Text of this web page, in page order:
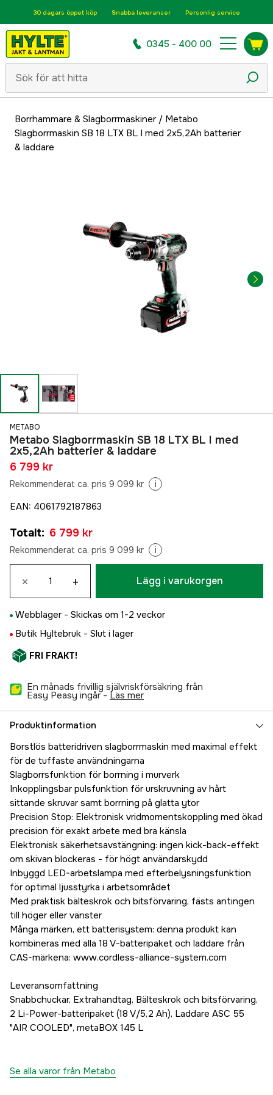
30 dagars öppet köp Snabba leveranser Personlig service
0345 - 400 00
Borrhammare & Slagborrmaskiner/ Metabo
Slagborrmaskin SB 18 LTX BL I med 2x5,2Ah batterier
& laddare
METABO
Metabo Slagborrmaskin SB 18 LTX BL I med
2x5,2Ah batterier & laddare
6 799 kr
Rekommenderat ca. pris 9 099 kr i
EAN: 4061792187863
Totalt: 6 799 kr
Rekommenderat ca. pris 9 099 kr i
× + Lägg i varukorgen
Webblager - Skickas om 1-2 veckor
Butik Hyltebruk - Slut i lager
FRI FRAKT!
En månads frivillig självriskförsäkring från
Easy Peasy ingår - läs mer
Produktinformation
Borstlös batteridriven slagborrmaskin med maximal effekt
för de tuffaste användningarna
Slagborrsfunktion för borrning i murverk
Inkopplingsbar pulsfunktion för urskruvning av hårt
sittande skruvar samt borrning på glatta ytor
Precision Stop: Elektronisk vridmomentskoppling med ökad
precision för exakt arbete med bra känsla
Elektronisk säkerhetsavstängning: ingen kick-back-effekt
om skivan blockeras - för högt användarskydd
Inbyggd LED-arbetslampa med efterbelysningsfunktion
för optimal ljusstyrka i arbetsområdet
Med praktisk bälteskrok och bitsförvaring, fästs antingen
till höger eller vänster
Många märken, ett batterisystem: denna produkt kan
kombineras med alla 18 V-batteripaket och laddare från
CAS-märkena: www.cordless-alliance-system.com
Leveransomfattning
Snabbchuckar, Extrahandtag, Bälteskrok och bitsförvaring,
2 Li-Power-batteripaket (18 V/5,2 Ah), Laddare ASC 55
"AIR COOLED", metaBOX 145 L
Se alla varor från Metabo